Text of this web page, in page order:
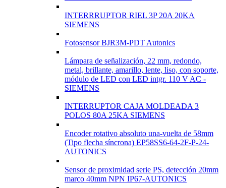
INTERRRUPTOR RIEL 3P 20A 20KA
SIEMENS
Fotosensor BJR3M-PDT Autonics
Lámpara de señalización, 22 mm, redondo,
metal, brillante, amarillo, lente, liso, con soporte,
módulo de LED con LED intgr. 110 V AC -
SIEMENS
INTERRUPTOR CAJA MOLDEADA 3
POLOS 80A 25KA SIEMENS
Encoder rotativo absoluto una-vuelta de 58mm
(Tipo flecha síncrona) EP58SS6-64-2F-P-24-
AUTONICS
Sensor de proximidad serie PS, detección 20mm
marco 40mm NPN IP67-AUTONICS